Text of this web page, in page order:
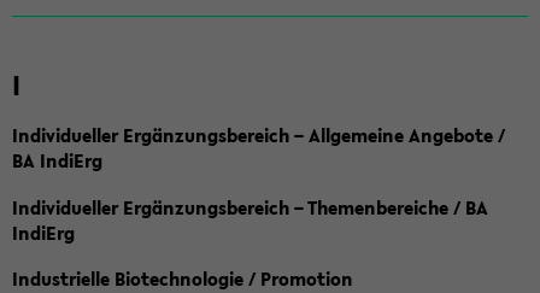
I
Individueller Ergänzungsbereich – Allgemeine Angebote /
BA IndiErg
Individueller Ergänzungsbereich – Themenbereiche / BA
IndiErg
Industrielle Biotechnologie / Promotion